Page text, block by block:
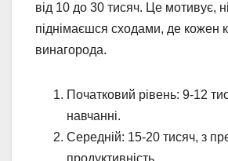
від 10 до 30 тисяч. Це мотивує,
піднімаєшся сходами, де кожен
винагорода.
Початковий рівень: 9-12
навчанні.
Середній: 15-20 тисяч, з